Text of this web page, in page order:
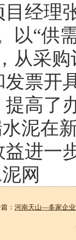
经理
以“供
从采
票开
高了
泥在
进一
网
： 河南天山—多家企业